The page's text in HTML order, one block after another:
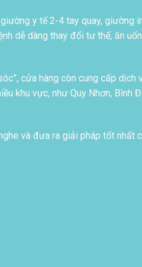
y tế 2-4 tay quay, giường
dễ dàng thay đổi tư thế, ăn
cửa hàng còn cung cấp dịch
khu vực, như Quy Nhơn, Bình
và đưa ra giải pháp tốt nhất